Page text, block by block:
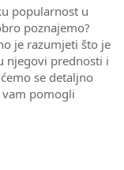
popularnost u
poznajemo?
je razumjeti što je
njegovi prednosti i
se detaljno
pomogli